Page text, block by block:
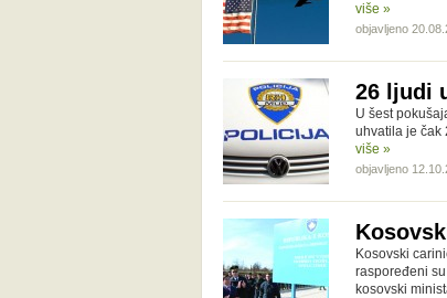
više »
objavljeno
26 ljudi
U šest
uhvatila je čak
više »
objavljeno
Kosovski
raspoređeni
kosovski